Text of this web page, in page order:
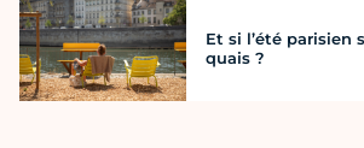
Et si l’été parisien
quais ?